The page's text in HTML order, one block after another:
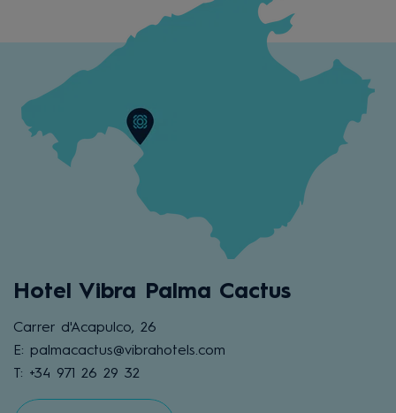
Hotel Vibra Palma Cactus
Carrer d'Acapulco, 26
E: palmacactus@vibrahotels.com
T: +34 971 26 29 32